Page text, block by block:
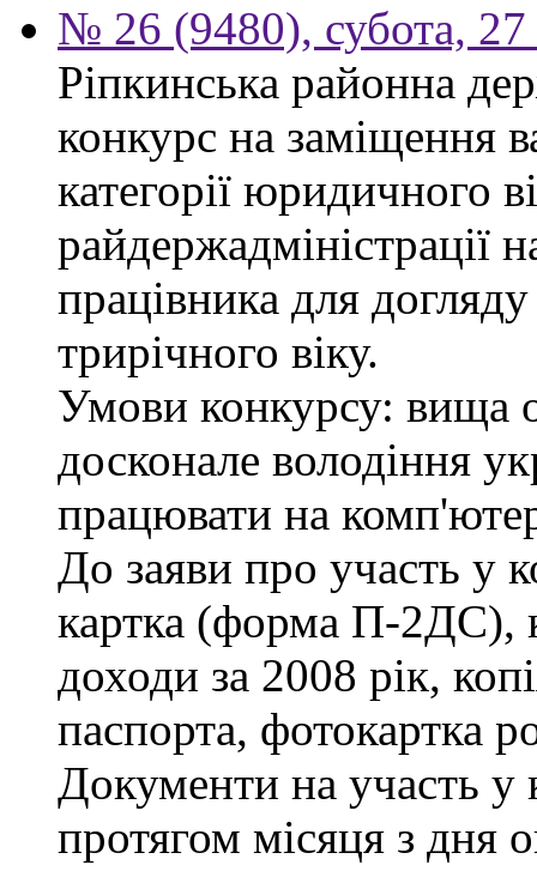
№ 26 (9480), субота, 27
Ріпкинська районна
конкурс на заміщення
категорії юридичного
райдержадміністрації
працівника для
трирічного віку.
Умови конкурсу: вища
досконале володіння
працювати на
До заяви про участь у
картка (форма П-2ДС),
доходи за 2008 рік,
паспорта, фотокартка
Документи на участь у
протягом місяця з дня